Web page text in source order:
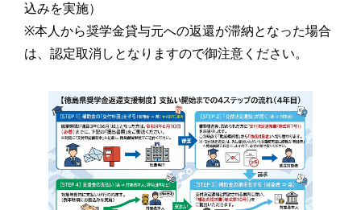
込みを実施）
※本人から奨学金貸与元への返還が滞納となった場合
は、認定取消しとなりますので御注意ください。